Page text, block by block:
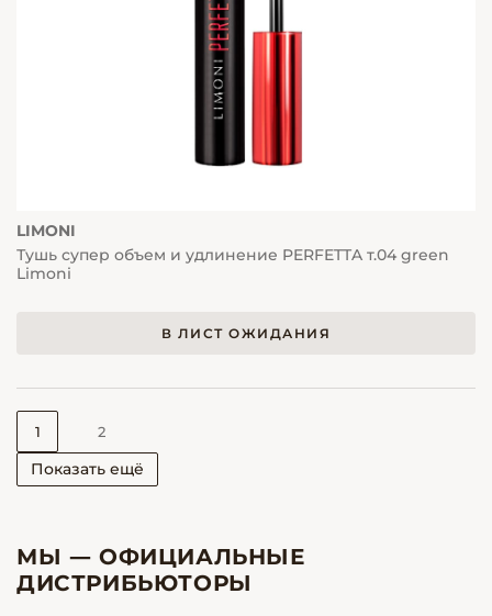
LIMONI
Тушь супер объем и удлинение PERFETTA т.04 green
Limoni
В ЛИСТ ОЖИДАНИЯ
Показать ещё
1 2
МЫ — ОФИЦИАЛЬНЫЕ
ДИСТРИБЬЮТОРЫ